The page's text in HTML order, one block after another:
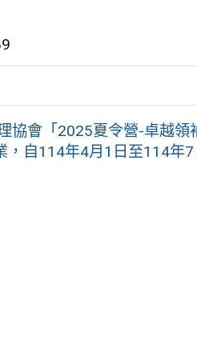
協會「2025夏令營-卓越領
自114年4月1日至114年7